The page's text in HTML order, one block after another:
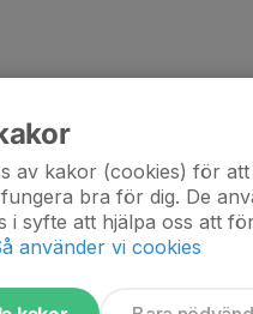
av kakor (cookies) för
bra för dig. De
i syfte att hjälpa oss att
använder vi cookies